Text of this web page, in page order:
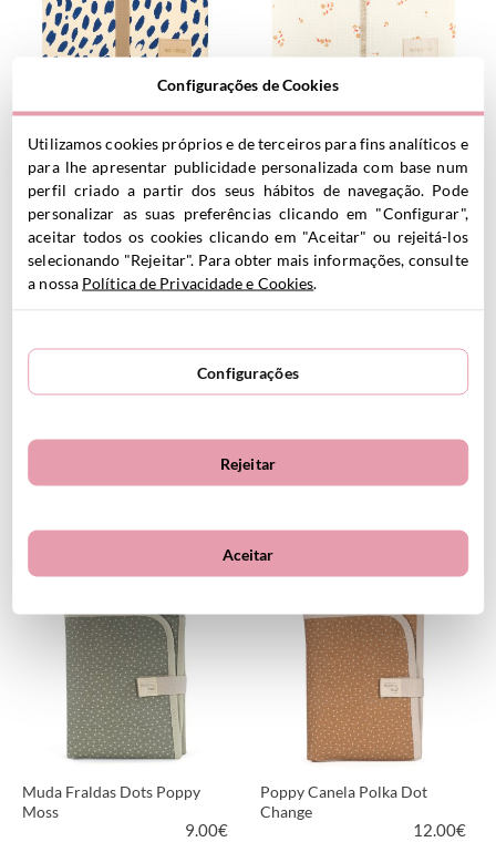
Bolsa de troca impermeável
Hyde Park Leonie Blue
39.95€
VER PRODUTO
Bolsa de viagem impermeável
Opera Yellow Lily
39.95€
VER PRODUTO
Bolsa de viagem impermeável
Hyde Park Mauve Sakura
Bolsa de viagem impermeável
Hyde Park Forest Yumiko
39.95€
Muda Fraldas Dots Poppy
Moss
9.00€
Poppy Canela Polka Dot
Change
12.00€
Configurações de Cookies
Utilizamos cookies próprios e de terceiros para fins analíticos e
para lhe apresentar publicidade personalizada com base num
perfil criado a partir dos seus hábitos de navegação. Pode
personalizar as suas preferências clicando em "Configurar",
aceitar todos os cookies clicando em "Aceitar" ou rejeitá-los
selecionando "Rejeitar". Para obter mais informações, consulte
a nossa Política de Privacidade e Cookies.
Configurações
Rejeitar
Aceitar